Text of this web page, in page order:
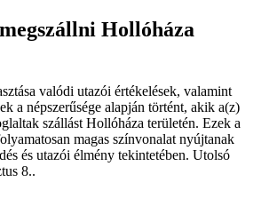
Hollóháza
valódi utazói értékelések, valamint
a népszerűsége alapján történt, akik a(z)
szállást Hollóháza területén. Ezek a
magas színvonalat nyújtanak
és utazói élmény tekintetében. Utolsó
8..